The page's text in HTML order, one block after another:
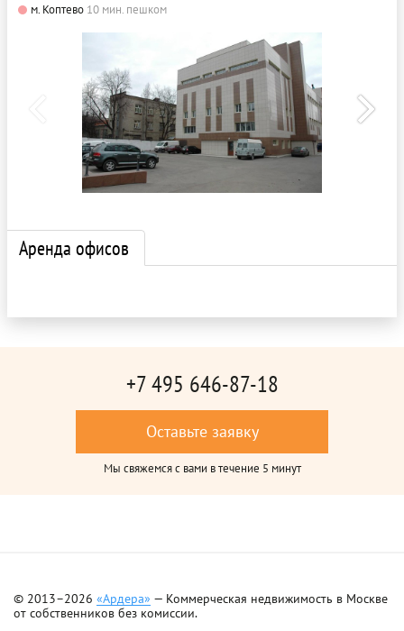
м. Коптево 10 мин. пешком
Аренда офисов
+7 495 646-87-18
Оставьте заявку
Мы свяжемся с вами в течение 5 минут
© 2013–2026 «Ардера» — Коммерческая недвижимость в Москве
от собственников без комиссии.